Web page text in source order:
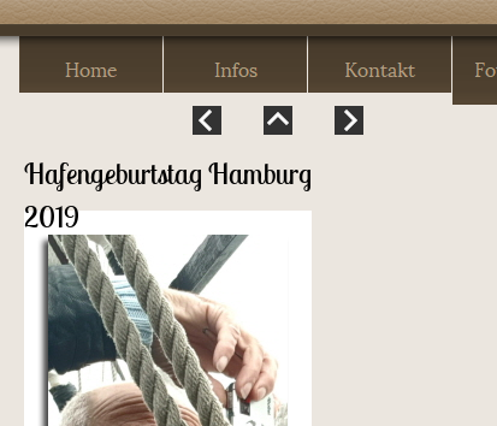
Hafengeburtstag Hamburg
2019